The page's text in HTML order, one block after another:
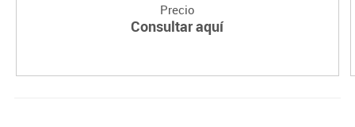
Precio
Consultar aquí